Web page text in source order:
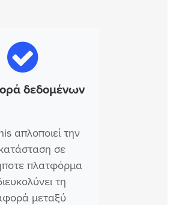
δεδομένων
απλοποιεί την
σε
πλατφόρμα
τη
μεταξύ